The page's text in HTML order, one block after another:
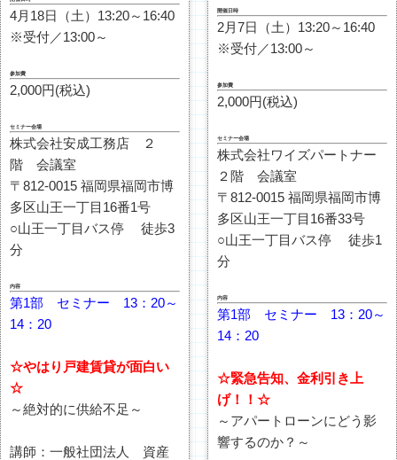
4月18日（土）13:20～16:40
※受付／13:00～
参加費
2,000円(税込)
セミナー会場
株式会社安成工務店 ２
階 会議室
〒812-0015 福岡県福岡市博
多区山王一丁目16番1号
○山王一丁目バス停 徒歩3
分
内容
第1部 セミナー 13：20～
14：20
☆やはり戸建賃貸が面白い
☆
～絶対的に供給不足～
講師：一般社団法人 資産
開催日時
2月7日（土）13:20～16:40
※受付／13:00～
参加費
2,000円(税込)
セミナー会場
株式会社ワイズパートナー
２階 会議室
〒812-0015 福岡県福岡市博
多区山王一丁目16番33号
○山王一丁目バス停 徒歩1
分
内容
第1部 セミナー 13：20～
14：20
☆緊急告知、金利引き上
げ！！☆
～アパートローンにどう影
響するのか？～